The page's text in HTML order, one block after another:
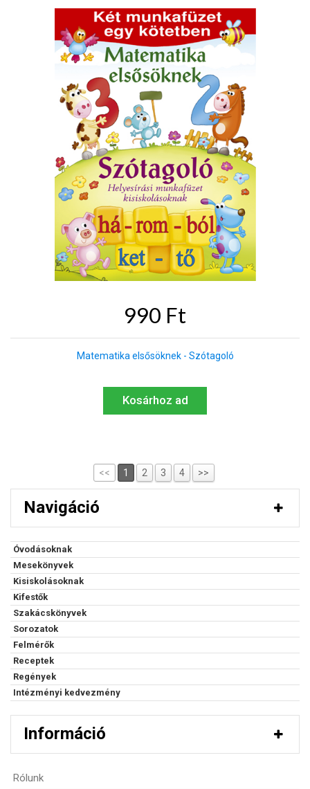
990 Ft
Matematika elsősöknek - Szótagoló
Kosárhoz ad
<< 1 2 3 4 >>
Navigáció
Óvodásoknak
Mesekönyvek
Kisiskolásoknak
Kifestők
Szakácskönyvek
Sorozatok
Felmérők
Receptek
Regények
Intézményi kedvezmény
Információ
Rólunk